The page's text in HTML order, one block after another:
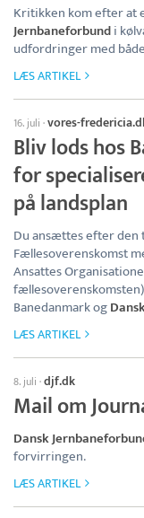
Kritikken kom efter at
Jernbaneforbundi
udfordringer med
LÆS ARTIKEL
16. juli ·vores-
Bliv lods hos
for
på landsplan
Du ansættes efter
Fællesoverenskomst
Ansattes
Banedanmark og
LÆS ARTIKEL
8. juli ·djf.dk
Mail om
Dansk
forvirringen.
LÆS ARTIKEL